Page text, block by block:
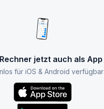
jetzt auch als App
für iOS & Android verfügbar